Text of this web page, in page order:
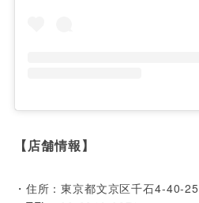
【店舗情報】
・住所：東京都文京区千石4-40-25